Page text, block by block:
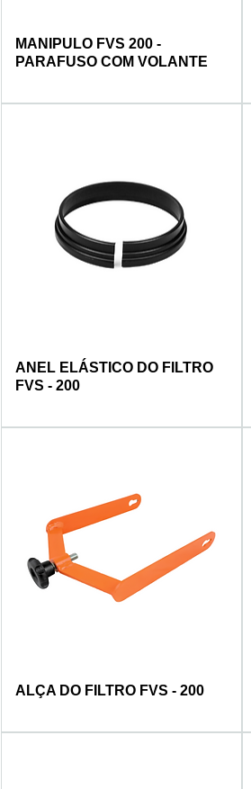
MANIPULO FVS 200 -
PARAFUSO COM VOLANTE
ANEL ELÁSTICO DO FILTRO
FVS - 200
ALÇA DO FILTRO FVS - 200